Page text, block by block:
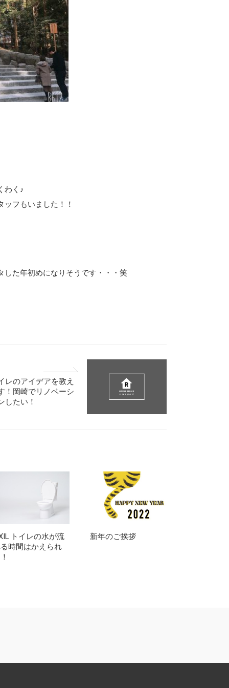
わく♪
フもいました！！
した年初めになりそうです・・・笑
レのアイデアを教え
！岡崎でリノベーシ
したい！
トイレの水が流
時間はかえられ
新年のご挨拶